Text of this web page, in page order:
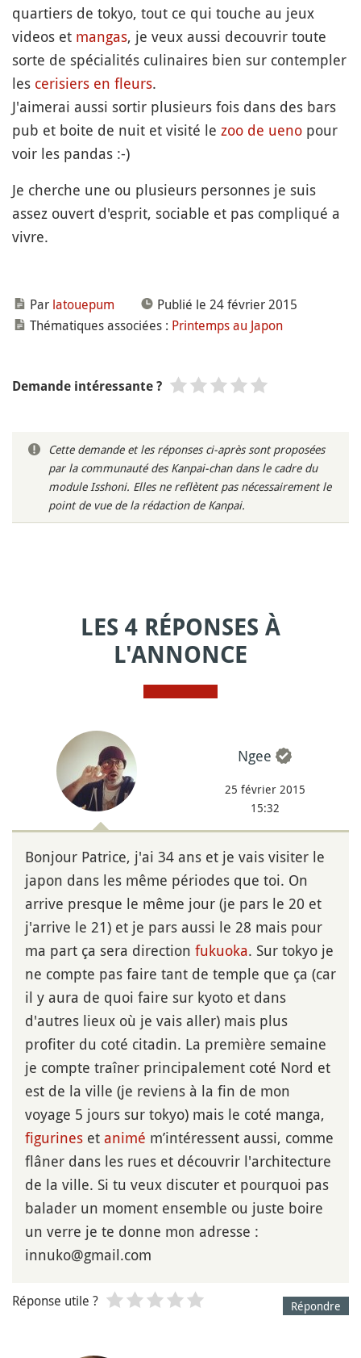
quartiers de tokyo, tout ce qui touche au jeux
videos et mangas, je veux aussi decouvrir toute
sorte de spécialités culinaires bien sur contempler
les cerisiers en fleurs.
J'aimerai aussi sortir plusieurs fois dans des bars
pub et boite de nuit et visité le zoo de ueno pour
voir les pandas :-)
Je cherche une ou plusieurs personnes je suis
assez ouvert d'esprit, sociable et pas compliqué a
vivre.
Par latouepum
Publié le 24 février 2015
Thématiques associées : Printemps au Japon
Demande intéressante ?
Cette demande et les réponses ci-après sont proposées
par la communauté des Kanpai-chan dans le cadre du
module Isshoni. Elles ne reflètent pas nécessairement le
point de vue de la rédaction de Kanpai.
LES 4 RÉPONSES À
L'ANNONCE
Ngee
25 février 2015
15:32
Bonjour Patrice, j'ai 34 ans et je vais visiter le
japon dans les même périodes que toi. On
arrive presque le même jour (je pars le 20 et
j'arrive le 21) et je pars aussi le 28 mais pour
ma part ça sera direction fukuoka. Sur tokyo je
ne compte pas faire tant de temple que ça (car
il y aura de quoi faire sur kyoto et dans
d'autres lieux où je vais aller) mais plus
profiter du coté citadin. La première semaine
je compte traîner principalement coté Nord et
est de la ville (je reviens à la fin de mon
voyage 5 jours sur tokyo) mais le coté manga,
figurines et animé m’intéressent aussi, comme
flâner dans les rues et découvrir l'architecture
de la ville. Si tu veux discuter et pourquoi pas
balader un moment ensemble ou juste boire
un verre je te donne mon adresse :
innuko@gmail.com
Répondre
Réponse utile ?